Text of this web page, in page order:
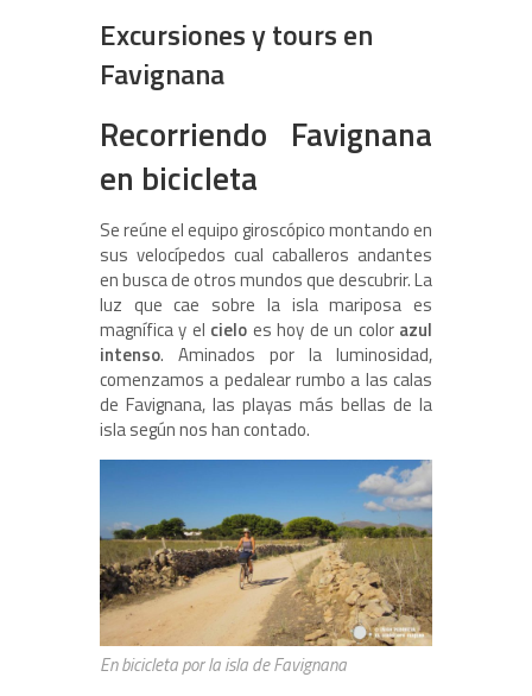
Excursiones y tours en
Favignana
Recorriendo Favignana
en bicicleta
Se reúne el equipo giroscópico montando en
sus velocípedos cual caballeros andantes
en busca de otros mundos que descubrir. La
luz que cae sobre la isla mariposa es
magnífica y el cielo es hoy de un color azul
intenso. Aminados por la luminosidad,
comenzamos a pedalear rumbo a las calas
de Favignana, las playas más bellas de la
isla según nos han contado.
En bicicleta por la isla de Favignana